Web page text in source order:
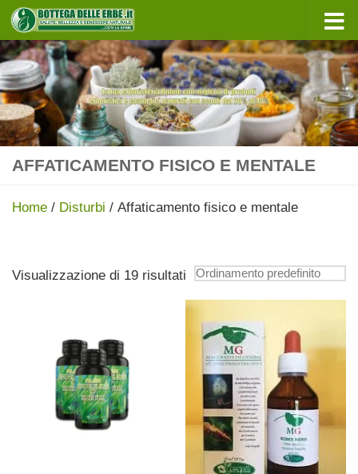
Sotto il contenuto
AFFATICAMENTO FISICO E MENTALE
Home / Disturbi / Affaticamento fisico e mentale
Visualizzazione di 19 risultati